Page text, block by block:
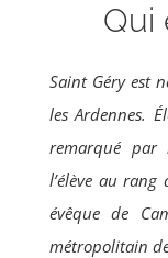
Unité pastorale de
Patrimoine
S’informer & Se former
Qui
Saint Géry est
les Ardennes. É
remarqué par
l’élève au
évêque de
métropolitain